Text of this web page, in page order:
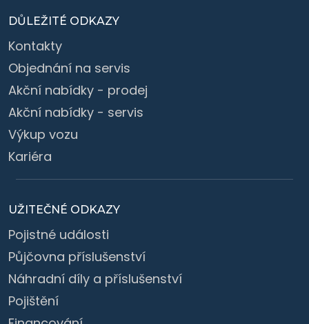
DŮLEŽITÉ ODKAZY
Kontakty
Objednání na servis
Akční nabídky - prodej
Akční nabídky - servis
Výkup vozu
Kariéra
UŽITEČNÉ ODKAZY
Pojistné události
Půjčovna příslušenství
Náhradní díly a příslušenství
Pojištění